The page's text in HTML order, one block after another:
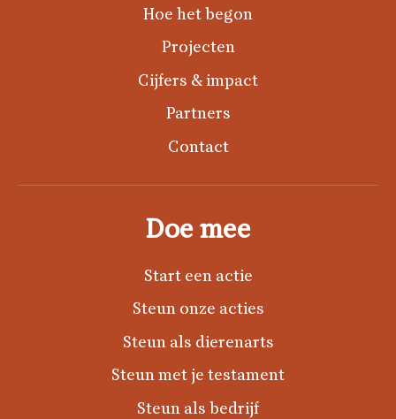
Hoe het begon
Projecten
Cijfers & impact
Partners
Contact
Doe mee
Start een actie
Steun onze acties
Steun als dierenarts
Steun met je testament
Steun als bedrijf